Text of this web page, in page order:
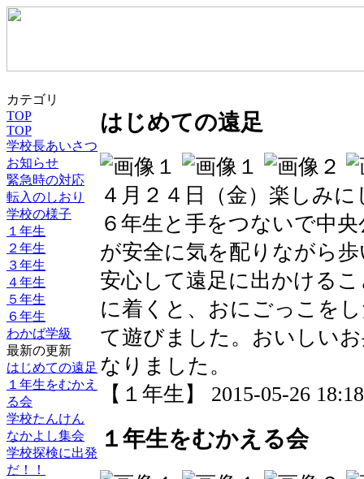
カテゴリ
TOP
TOP
学校長あいさつ
お知らせ
緊急時の対応
転入のしおり
学校の様子
１年生
２年生
３年生
４年生
５年生
６年生
わかば学級
最新の更新
はじめての遠足
１年生をむかえ
る会
学校たんけん
なかよし集会
学校探検に出発
だ！！
はじめての遠足
４月２４日（金）楽しみ
６年生と手をつないで中
が安全に気を配りながら
安心して遠足に出かける
に着くと、おにごっこを
て遊びました。おいしい
なりました。
【１年生】 2015-05-26
１年生をむかえる会